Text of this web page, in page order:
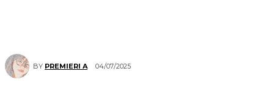
BY PREMIERI A 04/07/2025